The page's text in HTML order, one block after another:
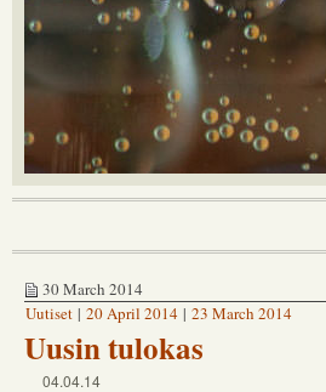
30 March 2014
Uutiset | 20 April 2014 | 23 March 2014
Uusin tulokas
04.04.14